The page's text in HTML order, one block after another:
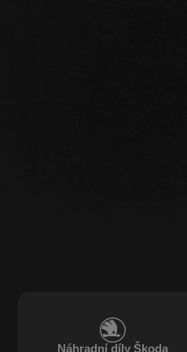
Náhradní díly Škoda